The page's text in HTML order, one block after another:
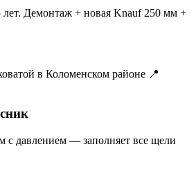
лет. Демонтаж + новая Knauf 250 мм +
📍
с давлением — заполняет все щели